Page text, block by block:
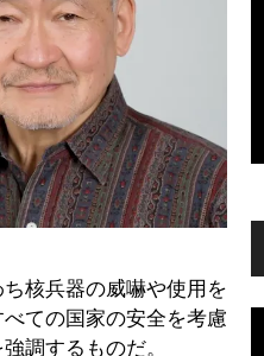
核兵器の威嚇や使用を
ての国家の安全を考慮
調するものだ。